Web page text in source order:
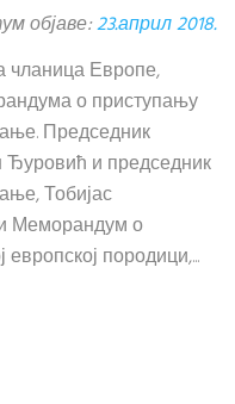
објаве:23.април 2018.
чланица Европе,
о приступању
Председник
и председник
Тобијас
Меморандум о
породици,...